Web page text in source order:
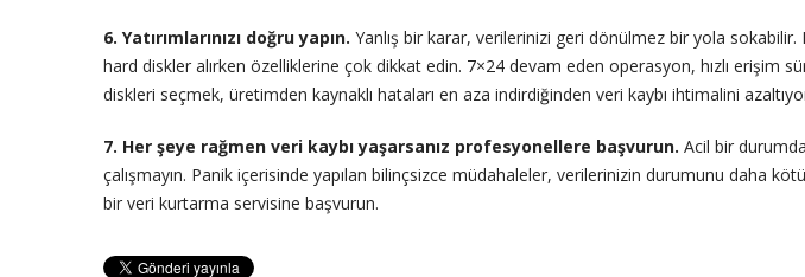
6. Yatırımlarınızı doğru yapın. Yanlış bir karar, verilerinizi geri dönülmez bir yola
hard diskler alırken özelliklerine çok dikkat edin. 7×24 devam eden operasyon, hızlı erişim
diskleri seçmek, üretimden kaynaklı hataları en aza indirdiğinden veri kaybı ihtimalini
7. Her şeye rağmen veri kaybı yaşarsanız profesyonellere başvurun. Acil bir
çalışmayın. Panik içerisinde yapılan bilinçsizce müdahaleler, verilerinizin durumunu daha
bir veri kurtarma servisine başvurun.